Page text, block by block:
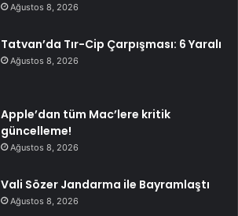
Ağustos 8, 2026
Tatvan’da Tır-Cip Çarpışması: 6 Yaralı
Ağustos 8, 2026
Apple’dan tüm Mac’lere kritik
güncelleme!
Ağustos 8, 2026
Vali Sözer Jandarma ile Bayramlaştı
Ağustos 8, 2026